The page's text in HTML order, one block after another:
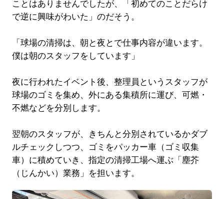
ことはありませんでしたが、「初めてのことだらけ
で逆に興味がわいた」のだそう。
「球場の清掃は、朝と夜とで仕事内容が違います。
僕は朝のスタッフをしています」
夜に行われたイベント後、整理員というスタッフが
球場のゴミを集め、外にある集積所に運び、可燃・
不燃などを分別します。
翌朝のスタッフが、きちんと分別されているかダブ
ルチェックしつつ、ゴミをパッカー車（ゴミ収集
車）に積めていき、指定の清掃工場へ運ぶ「塵芥
（じんかい）業務」を担います。